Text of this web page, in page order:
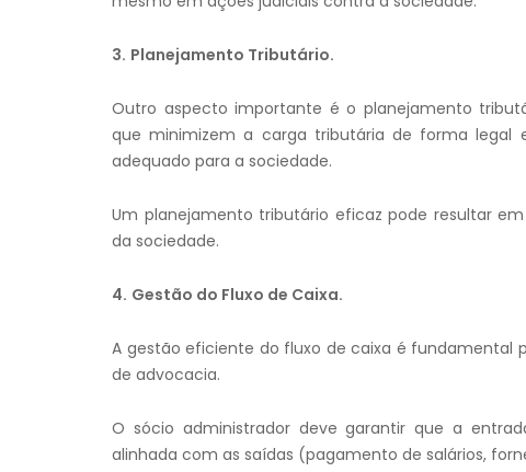
3. Planejamento Tributário.
Outro aspecto importante é o planejamento
que minimizem a carga tributária de forma
adequado para a sociedade.
Um planejamento tributário eficaz pode resultar
da sociedade.
4. Gestão do Fluxo de Caixa.
A gestão eficiente do fluxo de caixa é fundamental
de advocacia.
O sócio administrador deve garantir que a
alinhada com as saídas (pagamento de salários,